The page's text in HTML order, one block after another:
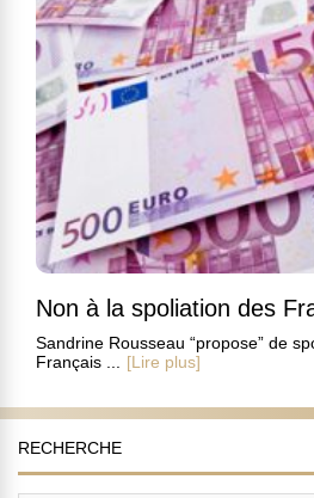
Non à la spoliation des
Sandrine Rousseau “propose” de
Français ...
[Lire plus]
RECHERCHE